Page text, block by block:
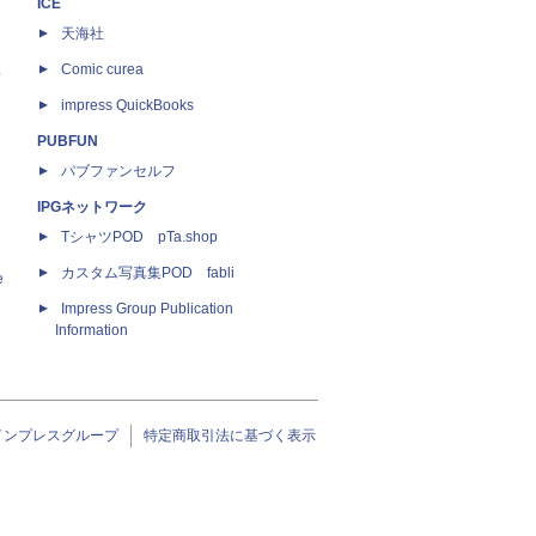
ICE
天海社
Comic curea
impress QuickBooks
PUBFUN
パブファンセルフ
IPGネットワーク
TシャツPOD pTa.shop
カスタム写真集POD fabli
Impress Group Publication
Information
ンプレスグループ 特定商取引法に基づく表示